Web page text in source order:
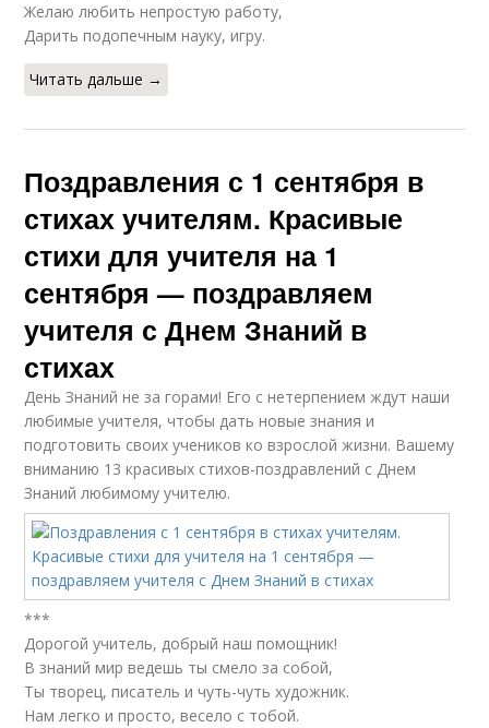
Желаю любить непростую работу,
Дарить подопечным науку, игру.
Читать дальше →
Поздравления с 1 сентября в
стихах учителям. Красивые
стихи для учителя на 1
сентября — поздравляем
учителя с Днем Знаний в
стихах
День Знаний не за горами! Его с нетерпением ждут наши
любимые учителя, чтобы дать новые знания и
подготовить своих учеников ко взрослой жизни. Вашему
вниманию 13 красивых стихов-поздравлений с Днем
Знаний любимому учителю.
***
Дорогой учитель, добрый наш помощник!
В знаний мир ведешь ты смело за собой,
Ты творец, писатель и чуть-чуть художник.
Нам легко и просто, весело с тобой.